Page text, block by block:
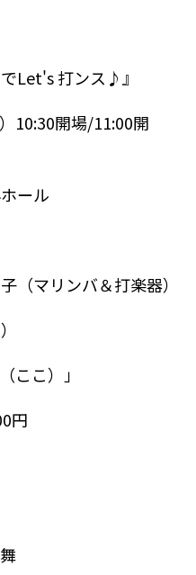
Let's 打ンス♪』
10:30開場/11:00開
ール
（マリンバ＆打楽器）
ここ）」
円